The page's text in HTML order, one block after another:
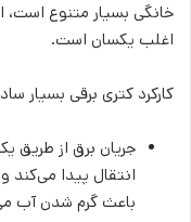
خانگی بسیار متنوع است،
اغلب یکسان است.
کارکرد کتری برقی بسیار
جریان برق از طریق
انتقال پیدا می­‌کند و
باعث گرم شدن آب